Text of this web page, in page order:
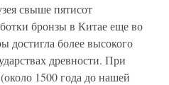
свыше пятисот
бронзы в Китае еще во
достигла более высокого
древности. При
1500 года до нашей